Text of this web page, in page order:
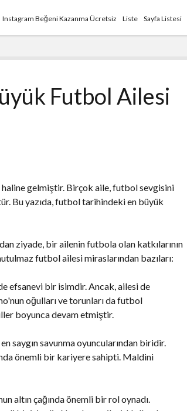
Instagram Beğeni Kazanma Ücretsiz Liste Sayfa Listesi
Futbol Ailesi
gelmiştir. Birçok aile, futbol sevgisini
Bu yazıda, futbol tarihindeki en büyük
ziyade, bir ailenin futbola olan katkılarının
futbol ailesi miraslarından bazıları:
efsanevi bir isimdir. Ancak, ailesi de
oğulları ve torunları da futbol
boyunca devam etmiştir.
saygın savunma oyuncularından biridir.
önemli bir kariyere sahipti. Maldini
altın çağında önemli bir rol oynadı.